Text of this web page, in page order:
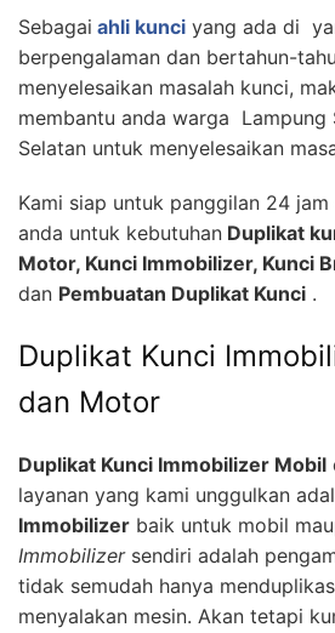
Sebagai ahli kunci yang ada di
berpengalaman dan bertahun-
menyelesaikan masalah kunci,
membantu anda warga Lampung
Selatan untuk menyelesaikan
Kami siap untuk panggilan 24
anda untuk kebutuhan Duplikat
Motor, Kunci Immobilizer, Kunci
dan Pembuatan Duplikat Kunci .
Duplikat Kunci
dan Motor
Duplikat Kunci Immobilizer Mobil
layanan yang kami unggulkan
Immobilizer baik untuk mobil
Immobilizersendiri adalah
tidak semudah hanya
menyalakan mesin. Akan tetapi